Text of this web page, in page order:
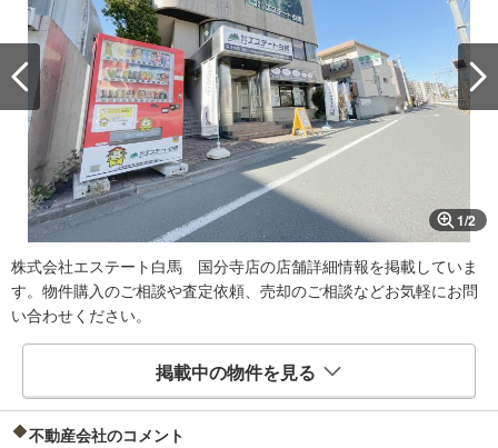
1/2
株式会社エステート白馬 国分寺店の店舗詳細情報を掲載していま
す。物件購入のご相談や査定依頼、売却のご相談などお気軽にお問
い合わせください。
掲載中の物件を見る
不動産会社のコメント